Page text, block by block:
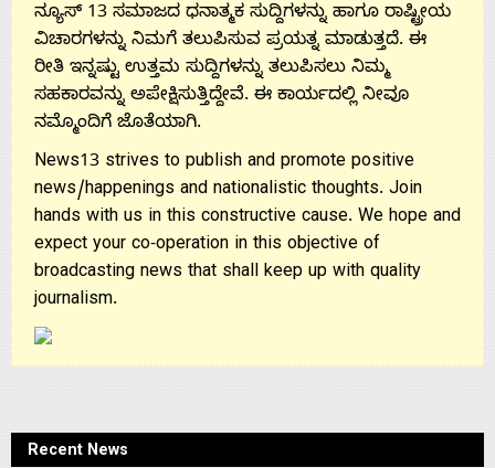
ನ್ಯೂಸ್ 13 ಸಮಾಜದ ಧನಾತ್ಮಕ ಸುದ್ದಿಗಳನ್ನು ಹಾಗೂ ರಾಷ್ಟ್ರೀಯ
ವಿಚಾರಗಳನ್ನು ನಿಮಗೆ ತಲುಪಿಸುವ ಪ್ರಯತ್ನ ಮಾಡುತ್ತದೆ. ಈ
ರೀತಿ ಇನ್ನಷ್ಟು ಉತ್ತಮ ಸುದ್ದಿಗಳನ್ನು ತಲುಪಿಸಲು ನಿಮ್ಮ
ಸಹಕಾರವನ್ನು ಅಪೇಕ್ಷಿಸುತ್ತಿದ್ದೇವೆ. ಈ ಕಾರ್ಯದಲ್ಲಿ ನೀವೂ
ನಮ್ಮೊಂದಿಗೆ ಜೊತೆಯಾಗಿ.
News13 strives to publish and promote positive
news/happenings and nationalistic thoughts. Join
hands with us in this constructive cause. We hope and
expect your co-operation in this objective of
broadcasting news that shall keep up with quality
journalism.
Recent News